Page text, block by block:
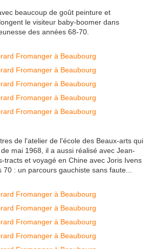
beaucoup de goût peinture et
le visiteur baby-boomer dans
des années 68-70.
de l'atelier de l'école des Beaux-arts qui
mai 1968, il a aussi réalisé avec Jean-
tracts et voyagé en Chine avec Joris Ivens
: un parcours gauchiste sans faute...